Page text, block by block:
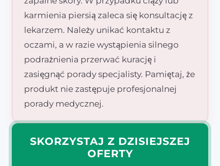
karmienia piersią zaleca się konsultację z
lekarzem. Należy unikać kontaktu z
oczami, a w razie wystąpienia silnego
podrażnienia przerwać kurację i
zasięgnąć porady specjalisty. Pamiętaj, że
produkt nie zastępuje profesjonalnej
porady medycznej.
SKORZYSTAJ Z DZISIEJSZEJ
OFERTY